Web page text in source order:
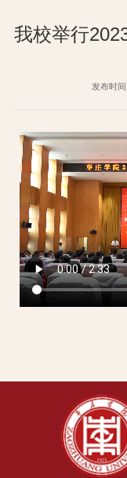
我校举行
发布时